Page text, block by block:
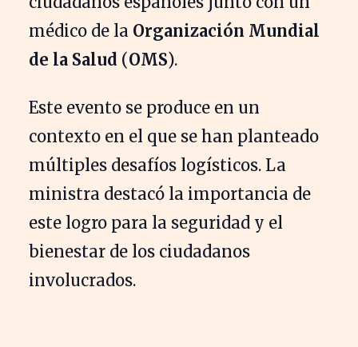
médico de la Organización Mundial
de la Salud (OMS).
Este evento se produce en un
contexto en el que se han planteado
múltiples desafíos logísticos. La
ministra destacó la importancia de
este logro para la seguridad y el
bienestar de los ciudadanos
involucrados.